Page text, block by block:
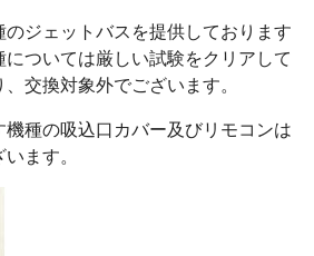
ジェットバスを提供しております
ついては厳しい試験をクリアして
交換対象外でございます。
種の吸込口カバー及びリモコンは
ます。